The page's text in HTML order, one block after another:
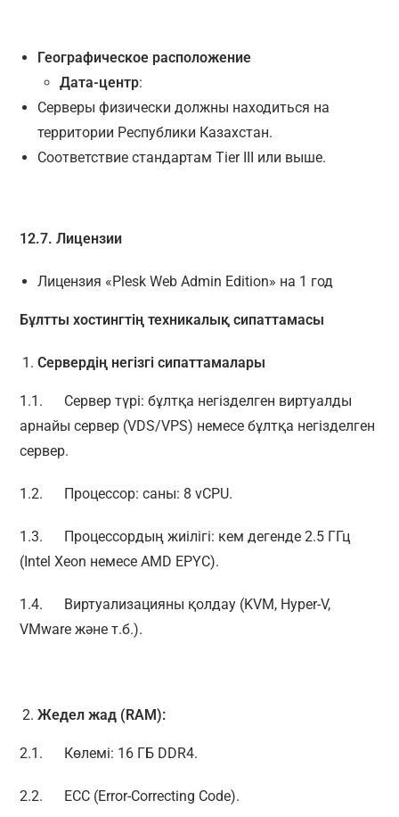
Географическое расположение
Дата-центр:
Серверы физически должны находиться на
территории Республики Казахстан.
Соответствие стандартам Tier III или выше.
12.7. Лицензии
Лицензия «Plesk Web Admin Edition» на 1 год
Бұлтты хостингтің техникалық сипаттамасы
Сервердің негізгі сипаттамалары
1.1. Сервер түрі: бұлтқа негізделген виртуалды
арнайы сервер (VDS/VPS) немесе бұлтқа негізделген
сервер.
1.2. Процессор: саны: 8 vCPU.
1.3. Процессордың жиілігі: кем дегенде 2.5 ГГц
(Intel Xeon немесе AMD EPYC).
1.4. Виртуализацияны қолдау (KVM, Hyper-V,
VMware және т.б.).
Жедел жад (RAM):
2.1. Көлемі: 16 ГБ DDR4.
2.2. ECC (Error-Correcting Code).